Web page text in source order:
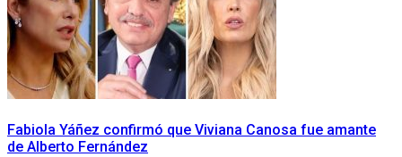
Fabiola Yáñez confirmó que Viviana Canosa fue amante
de Alberto Fernández